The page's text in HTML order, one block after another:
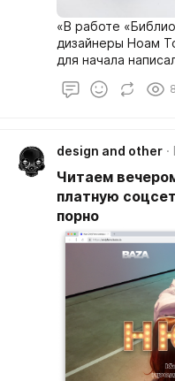
«В работе
дизайнеры Ноам
для начала
объектов (сейчас
рассказам
документов и
определениям
альтернативной
медиа и памятью.
8
design and other
Читаем
платную
порно